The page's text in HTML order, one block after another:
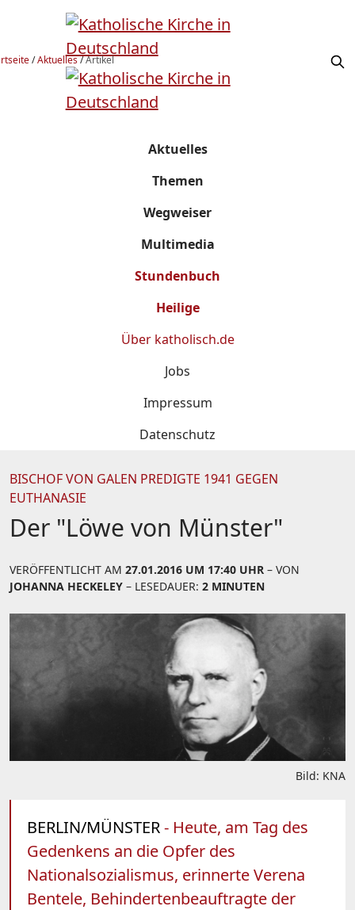
/Aktuelles/Artikel
Aktuelles
Themen
Wegweiser
Multimedia
Stundenbuch
Heilige
Über katholisch.de
Jobs
Impressum
Datenschutz
BISCHOF VON GALEN PREDIGTE 1941 GEGEN
EUTHANASIE
Der "Löwe von Münster"
VERÖFFENTLICHT AM 27.01.2016 UM 17:40 UHR – VON
JOHANNA HECKELEY – LESEDAUER: 2 MINUTEN
Bild: KNA
BERLIN/MÜNSTER- Heute, am Tag des
Gedenkens an die Opfer des
Nationalsozialismus, erinnerte Verena
Bentele, Behindertenbeauftragte der